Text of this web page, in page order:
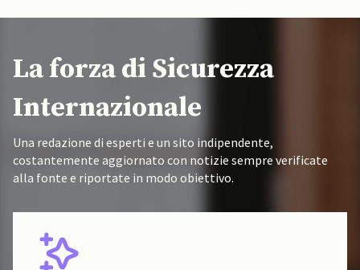
La forza di Sicurezza
Internazionale
Una redazione di esperti e un sito indipendente,
costantemente aggiornato con notizie sempre verificate
alla fonte e riportate in modo obiettivo.